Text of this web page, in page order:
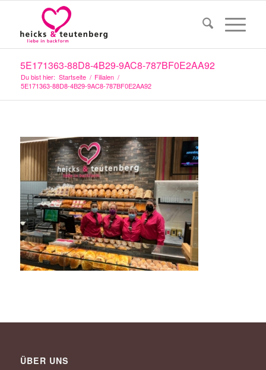
5E171363-88D8-4B29-9AC8-787BF0E2AA92
Du bist hier: Startseite / Filialen /
5E171363-88D8-4B29-9AC8-787BF0E2AA92
ÜBER UNS